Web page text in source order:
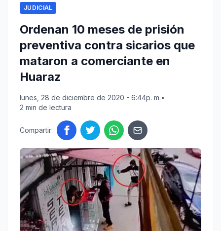
JUDICIAL
Ordenan 10 meses de prisión
preventiva contra sicarios que
mataron a comerciante en
Huaraz
lunes, 28 de diciembre de 2020 - 6:44p. m.•
2 min de lectura
Compartir: